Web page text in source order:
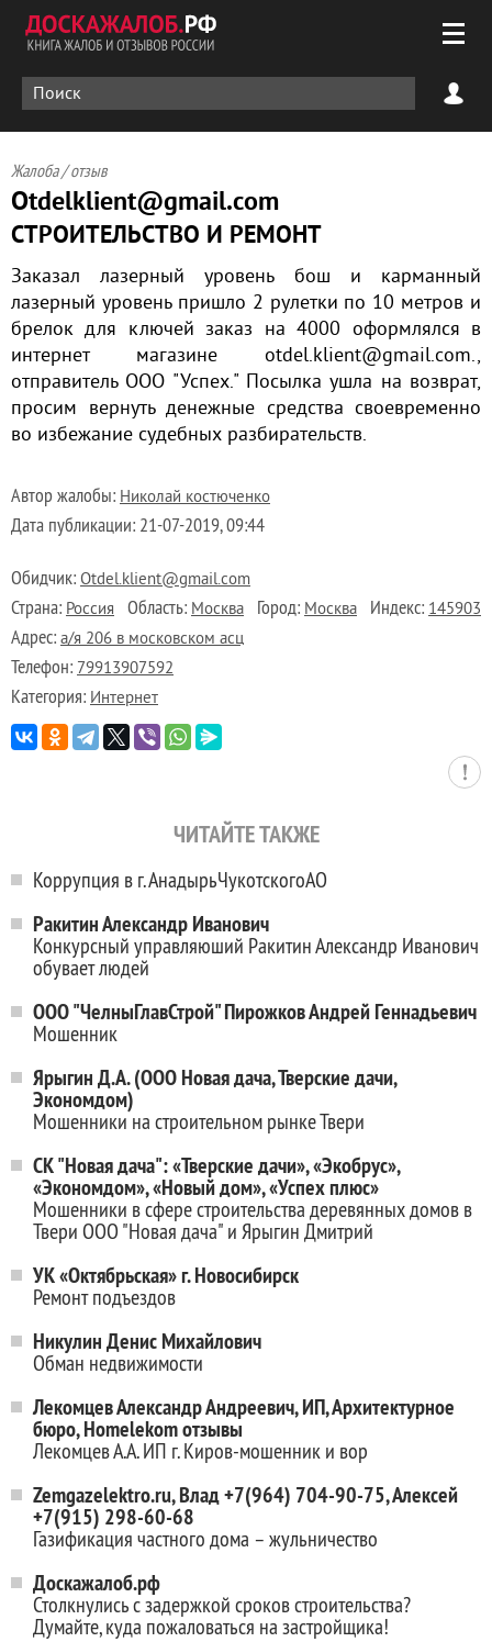
Жалоба / отзыв
Otdelklient@gmail.com
СТРОИТЕЛЬСТВО И РЕМОНТ
Заказал лазерный уровень бош и карманный
лазерный уровень пришло 2 рулетки по 10 метров и
брелок для ключей заказ на 4000 оформлялся в
интернет магазине otdel.klient@gmail.com.,
отправитель ООО "Успех." Посылка ушла на возврат,
просим вернуть денежные средства своевременно
во избежание судебных разбирательств.
Автор жалобы: Николай костюченко
Дата публикации: 21-07-2019, 09:44
Обидчик: Otdel.klient@gmail.com
Страна: Россия Область: Москва Город: Москва Индекс: 145903
Адрес: а/я 206 в московском асц
Телефон: 79913907592
Категория: Интернет
ЧИТАЙТЕ ТАКЖЕ
Коррупция в г. АнадырьЧукотскогоАО
Ракитин Александр Иванович
Конкурсный управляюший Ракитин Александр Иванович
обувает людей
ООО "ЧелныГлавСтрой" Пирожков Андрей Геннадьевич
Мошенник
Ярыгин Д.А. (ООО Новая дача, Тверские дачи,
Экономдом)
Мошенники на строительном рынке Твери
СК "Новая дача": «Тверские дачи», «Экобрус»,
«Экономдом», «Новый дом», «Успех плюс»
Мошенники в сфере строительства деревянных домов в
Твери ООО "Новая дача" и Ярыгин Дмитрий
УК «Октябрьская» г. Новосибирск
Ремонт подъездов
Никулин Денис Михайлович
Обман недвижимости
Лекомцев Александр Андреевич, ИП, Архитектурное
бюро, Homelekom отзывы
Лекомцев А.А. ИП г. Киров-мошенник и вор
Zemgazelektro.ru, Влад +7(964) 704-90-75, Алексей
+7(915) 298-60-68
Газификация частного дома – жульничество
Доскажалоб.рф
Столкнулись с задержкой сроков строительства?
Думайте, куда пожаловаться на застройщика!